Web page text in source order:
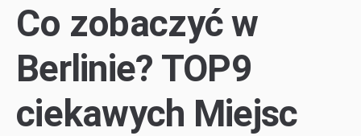
Co zobaczyć w
Berlinie? TOP9
ciekawych Miejsc